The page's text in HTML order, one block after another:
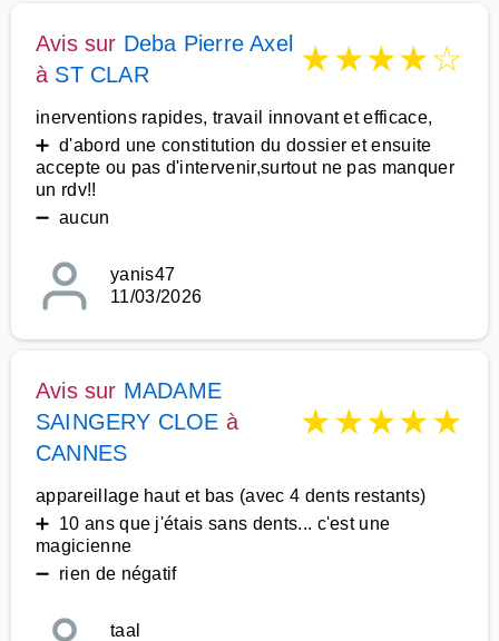
Avis sur Deba Pierre Axel
à ST CLAR ★★★★☆
inerventions rapides, travail innovant et efficace,
➕ d'abord une constitution du dossier et ensuite
accepte ou pas d'intervenir,surtout ne pas manquer
un rdv!!
➖ aucun
yanis47
11/03/2026
Avis sur MADAME
SAINGERY CLOE à
CANNES
★★★★★
appareillage haut et bas (avec 4 dents restants)
➕ 10 ans que j'étais sans dents... c'est une
magicienne
➖ rien de négatif
taal